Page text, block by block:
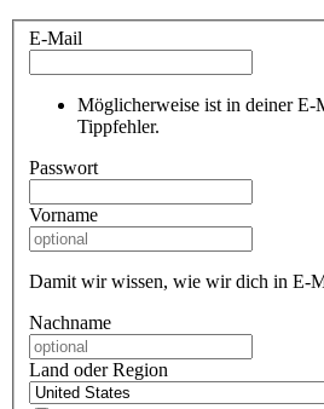
E-Mail
Möglicherweise ist in deiner E-
Tippfehler.
Passwort
Vorname
Damit wir wissen, wie wir dich in E-
Nachname
Land oder Region